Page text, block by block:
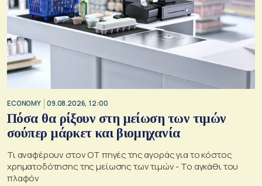
ECONOMY 09.08.2026, 12:00
Πόσα θα ρίξουν στη μείωση των τιμών
σούπερ μάρκετ και βιομηχανία
Τι αναφέρουν στον ΟΤ πηγές της αγοράς για το κόστος
χρηματοδότησης της μείωσης των τιμών - Το αγκάθι του
πλαφόν